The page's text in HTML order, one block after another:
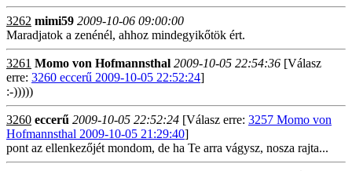
3262 mimi59 2009-10-06 09:00:00
Maradjatok a zenénél, ahhoz mindegyikőtök ért.
3261 Momo von Hofmannsthal 2009-10-05 22:54:36 [Válasz
erre: 3260 eccerű 2009-10-05 22:52:24]
:-)))))
3260 eccerű 2009-10-05 22:52:24 [Válasz erre: 3257 Momo von
Hofmannsthal 2009-10-05 21:29:40]
pont az ellenkezőjét mondom, de ha Te arra vágysz, nosza rajta...